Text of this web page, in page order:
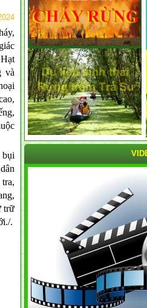
và
trữ
.